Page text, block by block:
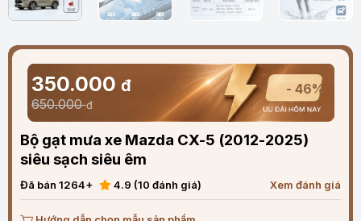
350.000 đ
650.000đ
- 46%
Bộ gạt mưa xe Mazda CX-5 (2012-2025)
siêu sạch siêu êm
Đã bán 1264+ 4.9 (10 đánh giá) Xem đánh giá